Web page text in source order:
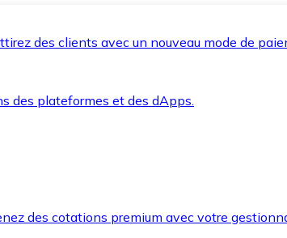
des clients avec un nouveau mode de
des plateformes et des dApps.
des cotations premium avec votre